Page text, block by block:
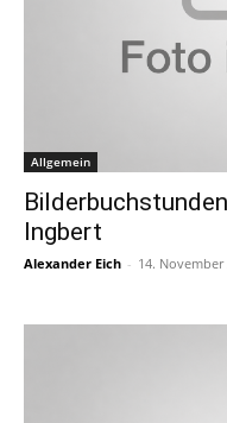
Allgemein
Ingbert
Alexander Eich - 14. November